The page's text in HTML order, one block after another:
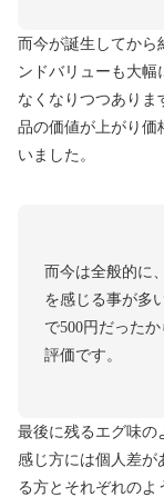
而今が誕生してから
ンドバリューも大
なくなりつつありま
品の価値が上がり価
いました。
而今は全般的に
を感じる事が多
で500円だった
評価です。
最後に残るエグ味の
感じ方には個人差が
る方とそれぞれのよ